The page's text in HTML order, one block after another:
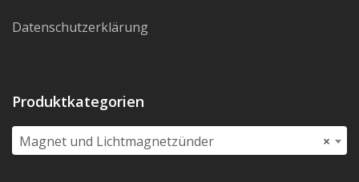
Datenschutzerklärung
Produktkategorien
×
Magnet und Lichtmagnetzünder